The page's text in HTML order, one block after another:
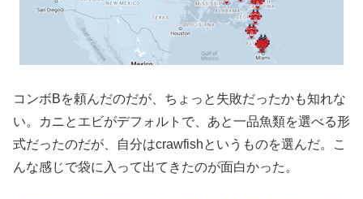
コンボBを頼んだのだが、ちょっと失敗だったかも知れな
い。カニとエビがデフォルトで、あと一品魚類を選べる形
式だったのだが、自分はcrawfishというものを選んだ。こ
んな感じで袋に入って出てきたのが面白かった。